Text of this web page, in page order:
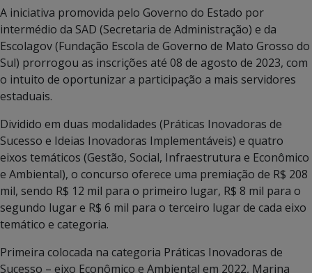
A iniciativa promovida pelo Governo do Estado por
intermédio da SAD (Secretaria de Administração) e da
Escolagov (Fundação Escola de Governo de Mato Grosso do
Sul) prorrogou as inscrições até 08 de agosto de 2023, com
o intuito de oportunizar a participação a mais servidores
estaduais.
Dividido em duas modalidades (Práticas Inovadoras de
Sucesso e Ideias Inovadoras Implementáveis) e quatro
eixos temáticos (Gestão, Social, Infraestrutura e Econômico
e Ambiental), o concurso oferece uma premiação de R$ 208
mil, sendo R$ 12 mil para o primeiro lugar, R$ 8 mil para o
segundo lugar e R$ 6 mil para o terceiro lugar de cada eixo
temático e categoria.
Primeira colocada na categoria Práticas Inovadoras de
Sucesso – eixo Econômico e Ambiental em 2022, Marina